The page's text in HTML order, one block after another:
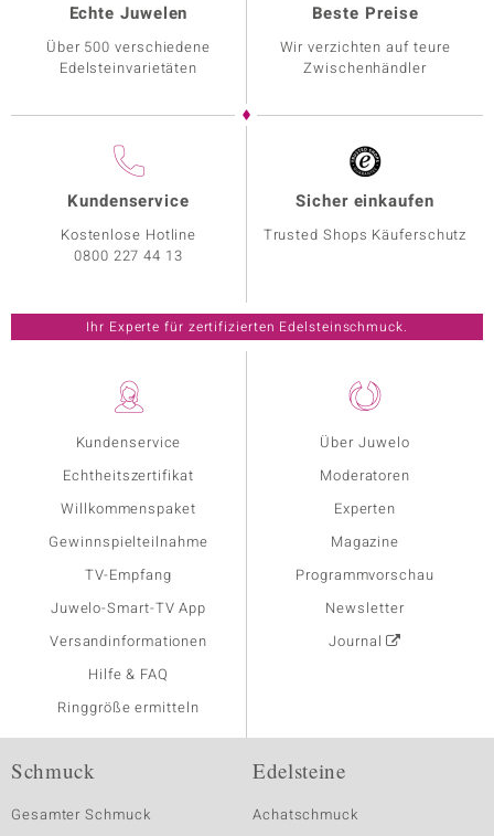
Kundenservice
Echtheitszertifikat
Willkommenspaket
Gewinnspielteilnahme
TV-Empfang
Juwelo-Smart-TV App
Versandinformationen
Hilfe & FAQ
Ringgröße ermitteln
Über Juwelo
Moderatoren
Experten
Magazine
Programmvorschau
Newsletter
Journal
Echte Juwelen
Über 500 verschiedene
Edelsteinvarietäten
Beste Preise
Wir verzichten auf teure
Zwischenhändler
Kundenservice
Kostenlose Hotline
0800 227 44 13
Sicher einkaufen
Trusted Shops Käuferschutz
Ihr Experte für zertifizierten Edelsteinschmuck.
Schmuck
Gesamter Schmuck
Edelsteine
Achatschmuck